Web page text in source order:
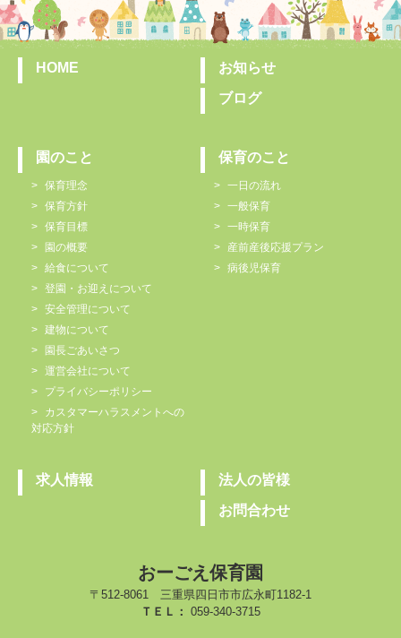
HOME
お知らせ
ブログ
園のこと
保育理念
保育方針
保育目標
園の概要
給食について
登園・お迎えについて
安全管理について
建物について
園長ごあいさつ
運営会社について
プライバシーポリシー
カスタマーハラスメントへの
対応方針
保育のこと
一日の流れ
一般保育
一時保育
産前産後応援プラン
病後児保育
求人情報
法人の皆様
お問合わせ
おーごえ保育園
〒512-8061 三重県四日市市広永町1182-1
ＴＥＬ： 059-340-3715